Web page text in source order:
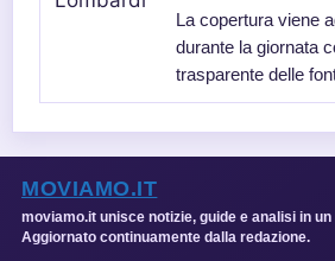
La copertura viene
durante la giornata
trasparente delle
MOVIAMO.IT
moviamo.it unisce notizie, guide e analisi in
Aggiornato continuamente dalla redazione.